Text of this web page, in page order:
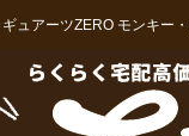
ギュアーツZERO モンキー